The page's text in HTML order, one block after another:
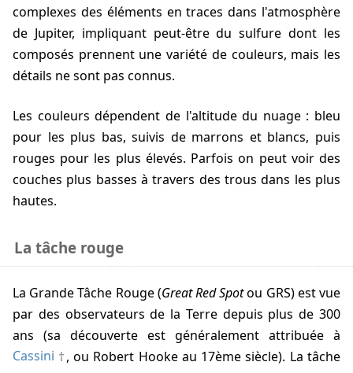
complexes des éléments en traces dans l'atmosphère
de Jupiter, impliquant peut-être du sulfure dont les
composés prennent une variété de couleurs, mais les
détails ne sont pas connus.
Les couleurs dépendent de l'altitude du nuage : bleu
pour les plus bas, suivis de marrons et blancs, puis
rouges pour les plus élevés. Parfois on peut voir des
couches plus basses à travers des trous dans les plus
hautes.
La tâche rouge
La Grande Tâche Rouge (Great Red Spotou GRS) est vue
par des observateurs de la Terre depuis plus de 300
ans (sa découverte est généralement attribuée à
Cassini
, ou Robert Hooke au 17ème siècle). La tâche